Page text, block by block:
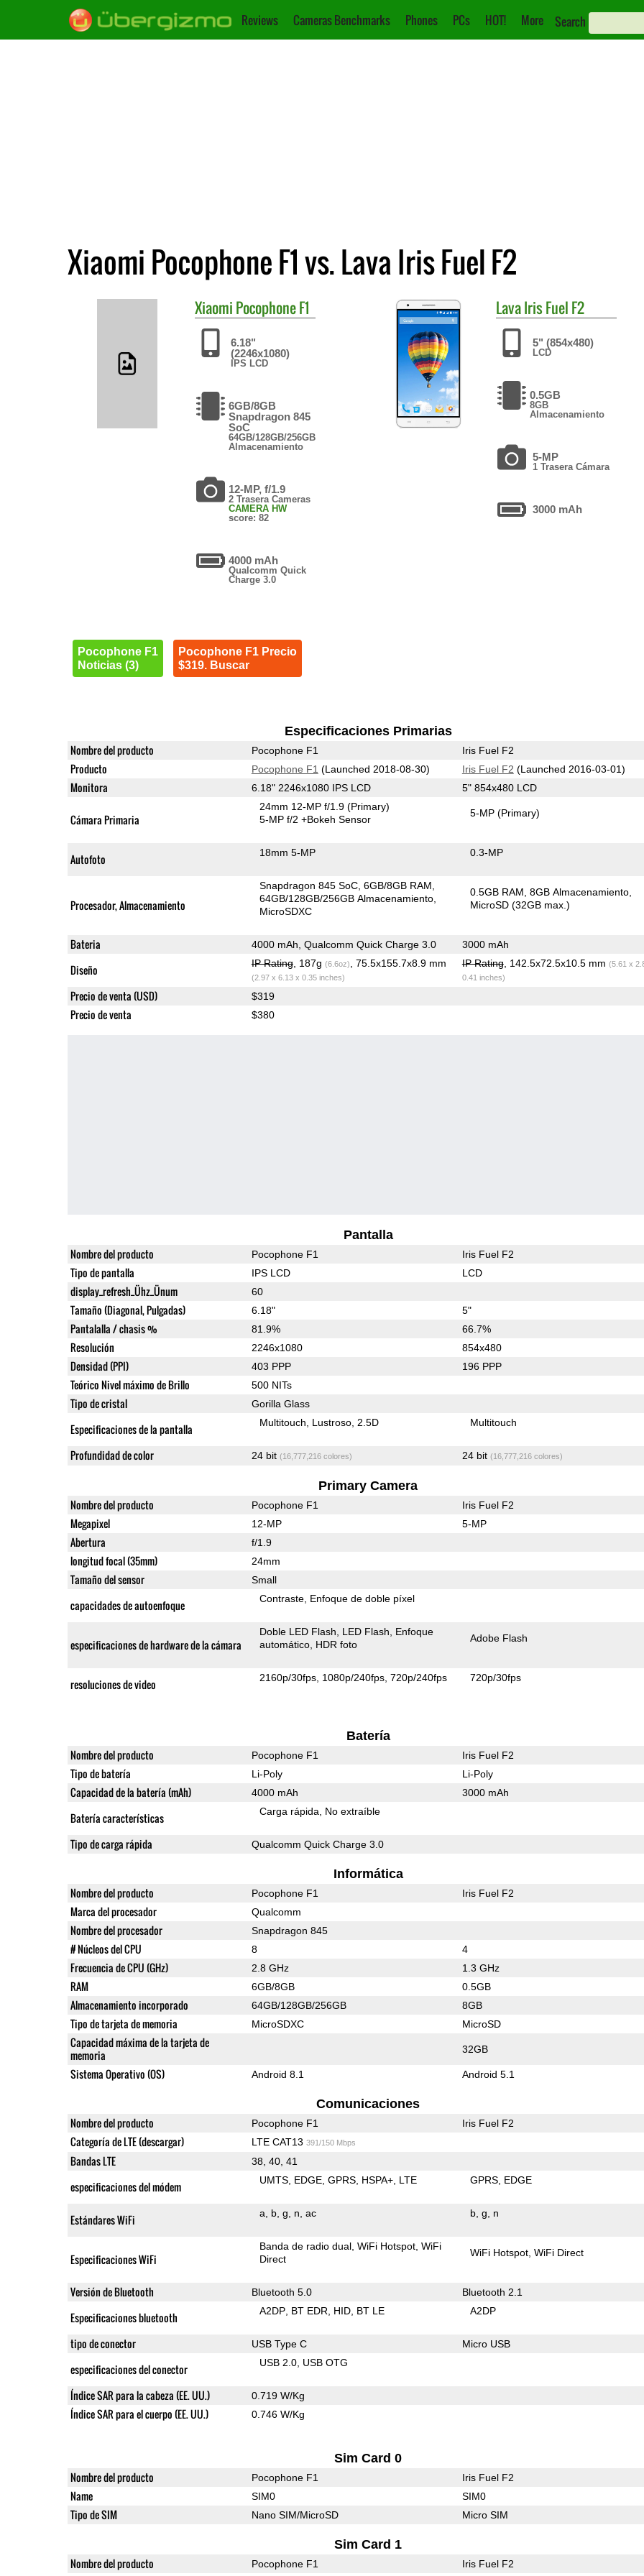
Reviews Cameras Benchmarks Phones PCs HOT! More Search
Xiaomi Pocophone F1 vs. Lava Iris Fuel F2
Xiaomi Pocophone F1
6.18"
(2246x1080)
IPS LCD
6GB/8GB
Snapdragon 845
SoC
64GB/128GB/256GB
Almacenamiento
12-MP, f/1.9
2 Trasera Cameras
CAMERA HW
score: 82
4000 mAh
Qualcomm Quick
Charge 3.0
Pocophone F1
Noticias (3)
Pocophone F1 Precio
$319. Buscar
LavaIris Fuel F2
5" (854x480)
LCD
0.5GB
8GB
Almacenamiento
5-MP
1 Trasera Cámara
3000 mAh
Especificaciones Primarias
Nombre del producto Pocophone F1 Iris Fuel F2
Producto Pocophone F1 (Launched 2018-08-30) Iris Fuel F2 (Launched 2016-03-01)
Monitora 6.18" 2246x1080 IPS LCD 5" 854x480 LCD
Cámara Primaria
24mm 12-MP f/1.9(Primary)
5-MP f/2+Bokeh Sensor
5-MP(Primary)
Autofoto 18mm 5-MP 0.3-MP
Procesador, Almacenamiento
Snapdragon 845 SoC 6GB/8GB RAM
64GB/128GB/256GB Almacenamiento
MicroSDXC
0.5GB RAM 8GB Almacenamiento
MicroSD (32GB max.)
Bateria 4000 mAh, Qualcomm Quick Charge 3.0 3000 mAh
Diseño IP Rating, 187g (6.6oz) , 75.5x155.7x8.9 mm
(2.97 x 6.13 x 0.35 inches)
IP Rating, 142.5x72.5x10.5 mm (5.61 x
0.41 inches)
Precio de venta (USD) $319
Precio de venta $380
Pantalla
Nombre del producto Pocophone F1 Iris Fuel F2
Tipo de pantalla IPS LCD LCD
display_refresh_Ühz_Ünum 60
Tamaño (Diagonal, Pulgadas) 6.18" 5"
Pantalalla / chasis % 81.9% 66.7%
Resolución 2246x1080 854x480
Densidad (PPI) 403 PPP 196 PPP
Teórico Nivel máximo de Brillo 500 NITs
Tipo de cristal Gorilla Glass
Especificaciones de la pantalla Multitouch Lustroso 2.5D Multitouch
Profundidad de color 24 bit (16,777,216 colores) 24 bit (16,777,216 colores)
Primary Camera
Nombre del producto Pocophone F1 Iris Fuel F2
Megapixel 12-MP 5-MP
Abertura f/1.9
longitud focal (35mm) 24mm
Tamaño del sensor Small
capacidades de autoenfoque Contraste Enfoque de doble píxel
especificaciones de hardware de la cámara
Doble LED Flash LED Flash
Enfoque
automático HDR foto
Adobe Flash
resoluciones de video 2160p/30fps 1080p/240fps 720p/240fps 720p/30fps
Batería
Nombre del producto Pocophone F1 Iris Fuel F2
Tipo de batería Li-Poly Li-Poly
Capacidad de la batería (mAh) 4000 mAh 3000 mAh
Batería características Carga rápida No extraíble
Tipo de carga rápida Qualcomm Quick Charge 3.0
Informática
Nombre del producto Pocophone F1 Iris Fuel F2
Marca del procesador Qualcomm
Nombre del procesador Snapdragon 845
# Núcleos del CPU 8 4
Frecuencia de CPU (GHz) 2.8 GHz 1.3 GHz
RAM 6GB/8GB 0.5GB
Almacenamiento incorporado 64GB/128GB/256GB 8GB
Tipo de tarjeta de memoria MicroSDXC MicroSD
Capacidad máxima de la tarjeta de
memoria
32GB
Sistema Operativo (OS) Android 8.1 Android 5.1
Comunicaciones
Nombre del producto Pocophone F1 Iris Fuel F2
Categoría de LTE (descargar) LTE CAT13 391/150 Mbps
Bandas LTE 38, 40, 41
especificaciones del módem UMTS EDGE GPRS HSPA+ LTE GPRS EDGE
Estándares WiFi a b g n ac b g n
Especificaciones WiFi
Banda de radio dual WiFi Hotspot WiFi
Direct
WiFi Hotspot WiFi Direct
Versión de Bluetooth Bluetooth 5.0 Bluetooth 2.1
Especificaciones bluetooth A2DP BT EDR HID BT LE A2DP
tipo de conector USB Type C Micro USB
especificaciones del conector USB 2.0 USB OTG
Índice SAR para la cabeza (EE. UU.) 0.719 W/Kg
Índice SAR para el cuerpo (EE. UU.) 0.746 W/Kg
Sim Card 0
Nombre del producto Pocophone F1 Iris Fuel F2
Name SIM0 SIM0
Tipo de SIM Nano SIM/MicroSD Micro SIM
Sim Card 1
Nombre del producto Pocophone F1 Iris Fuel F2